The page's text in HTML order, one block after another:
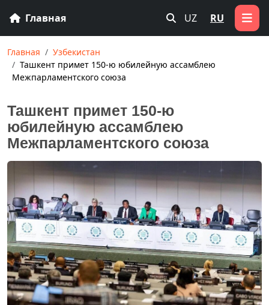
Главная UZ RU
Главная
Узбекистан
Ташкент примет 150-ю юбилейную ассамблею
Межпарламентского союза
Ташкент примет 150-ю
юбилейную ассамблею
Межпарламентского союза